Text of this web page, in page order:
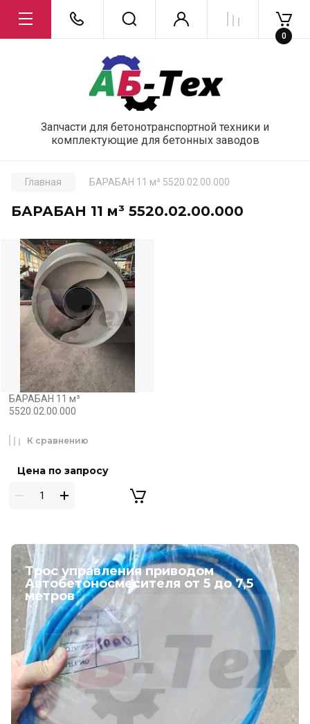
Запчасти для бетонотранспортной техники и
комплектующие для бетонных заводов
0
Трос управления приводом
Автобетоносмесителя от 5 до 7,5
метров
Главная БАРАБАН 11 м³ 5520.02.00.000
БАРАБАН 11 м³ 5520.02.00.000
БАРАБАН 11 м³
5520.02.00.000
Цена по запросу
К сравнению